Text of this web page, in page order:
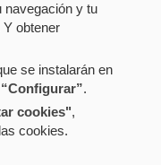
de cookies
navegación y tu
obtener
se instalarán en
“Configurar”.
cookies",
cookies.